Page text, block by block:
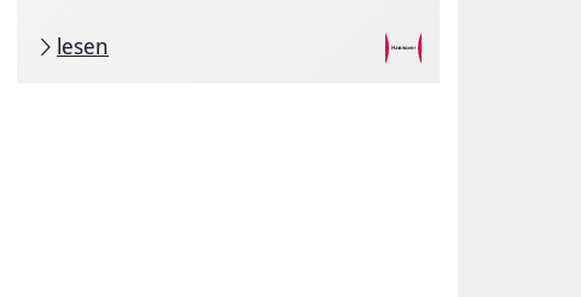
lesen